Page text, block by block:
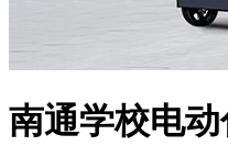
南通学校电